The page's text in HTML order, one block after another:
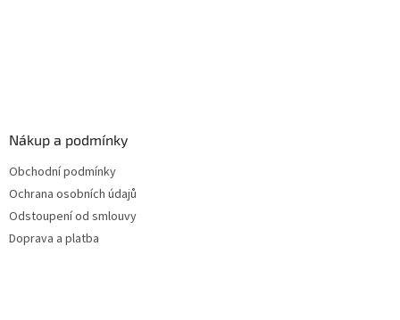
Nákup a podmínky
Obchodní podmínky
Ochrana osobních údajů
Odstoupení od smlouvy
Doprava a platba